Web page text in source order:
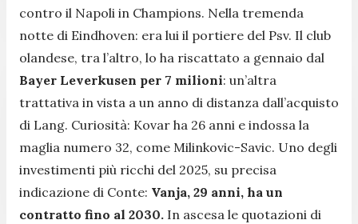
contro il Napoli in Champions. Nella tremenda
notte di Eindhoven: era lui il portiere del Psv. Il club
olandese, tra l’altro, lo ha riscattato a gennaio dal
Bayer Leverkusen per 7 milioni: un’altra
trattativa in vista a un anno di distanza dall’acquisto
di Lang. Curiosità: Kovar ha 26 anni e indossa la
maglia numero 32, come Milinkovic-Savic. Uno degli
investimenti più ricchi del 2025, su precisa
indicazione di Conte: Vanja, 29 anni, ha un
contratto fino al 2030. In ascesa le quotazioni di